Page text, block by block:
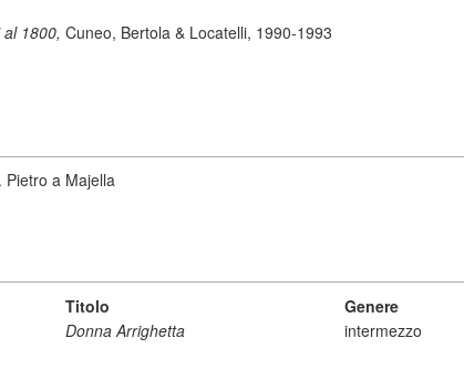
1800, Cuneo, Bertola & Locatelli, 1990-1993
Pietro a Majella
Titolo Genere
Donna Arrighetta intermezzo